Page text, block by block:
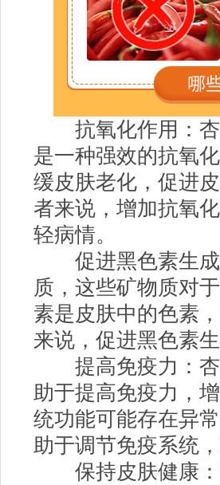
抗氧化作用：杏
是一种强效的抗氧
缓皮肤老化，促进
者来说，增加抗氧
轻病情。
促进黑色素生成
质，这些矿物质对
素是皮肤中的色素
来说，促进黑色素
提高免疫力：杏
助于提高免疫力，
统功能可能存在异
助于调节免疫系统
保持皮肤健康：